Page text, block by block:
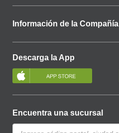
Información de la Compañía
Descarga la App
Encuentra una sucursal